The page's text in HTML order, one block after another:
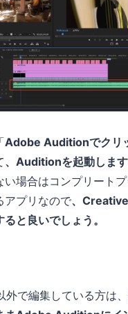
Adobe Auditionでクリ
、Auditionを起動します
い場合はコンプリート
アプリなので、
と良いでしょう。
で編集している方は、